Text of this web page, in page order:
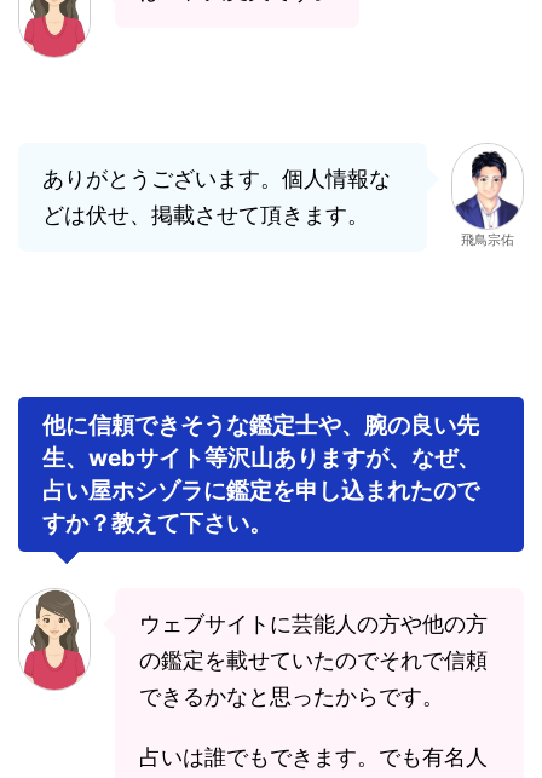
ありがとうございます。個人情報な
どは伏せ、掲載させて頂きます。
飛鳥宗佑
他に信頼できそうな鑑定士や、腕の良い先
生、webサイト等沢山ありますが、なぜ、
占い屋ホシゾラに鑑定を申し込まれたので
すか？教えて下さい。
ウェブサイトに芸能人の方や他の方
の鑑定を載せていたのでそれで信頼
できるかなと思ったからです。
占いは誰でもできます。でも有名人